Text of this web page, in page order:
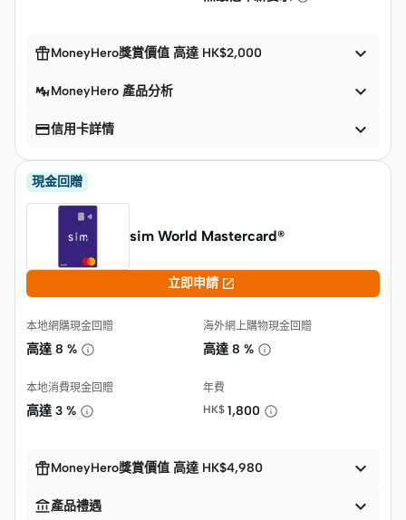
MoneyHero獎賞價值 高達 HK$2,000 
MoneyHero 產品分析 
信用卡詳情 
現金回贈
sim World Mastercard®️
立即申請 
本地網購現金回贈
高達 8 %
海外網上購物現金回贈
高達 8 %
本地消費現金回贈
高達 3 %
年費
HK$ 1,800
MoneyHero獎賞價值 高達 HK$4,980 
產品禮遇 